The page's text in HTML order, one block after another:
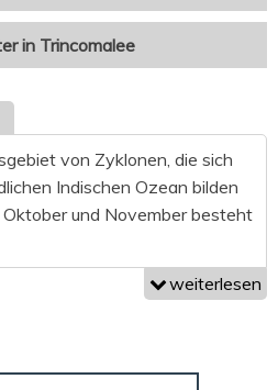
in Trincomalee
von Zyklonen, die sich
Indischen Ozean bilden
und November besteht
weiterlesen